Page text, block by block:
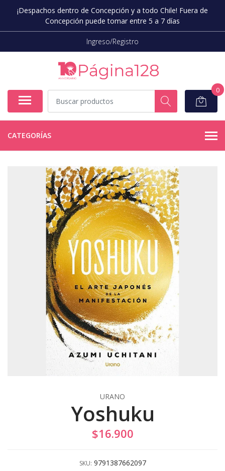
¡Despachos dentro de Concepción y a todo Chile! Fuera de
Concepción puede tomar entre 5 a 7 días
Ingreso/Registro
0
CATEGORÍAS
URANO
Yoshuku
$16.900
SKU: 9791387662097